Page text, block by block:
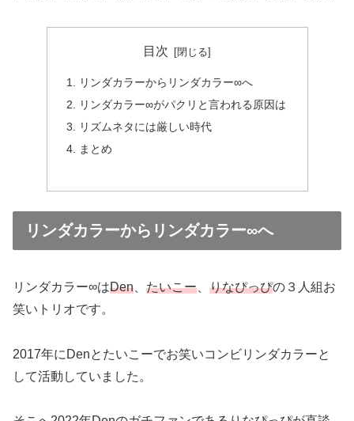
目次
リンダカラーからリンダカラー∞へ
リンダカラー∞がパクリと言われる原因は
リズムネタには厳しい時代
まとめ
リンダカラーからリンダカラー∞へ
リンダカラー∞はDen たいこー りなぴっぴの３人組お
笑いトリオです。
2017年にDenとたいこーでお笑いコンビリンダカラーと
して活動していました。